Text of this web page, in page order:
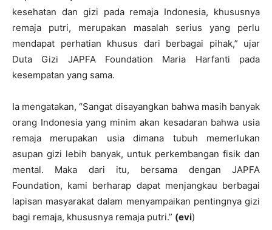
kesehatan dan gizi pada remaja Indonesia, khususnya
remaja putri, merupakan masalah serius yang perlu
mendapat perhatian khusus dari berbagai pihak,” ujar
Duta Gizi JAPFA Foundation Maria Harfanti pada
kesempatan yang sama.
Ia mengatakan, “Sangat disayangkan bahwa masih banyak
orang Indonesia yang minim akan kesadaran bahwa usia
remaja merupakan usia dimana tubuh memerlukan
asupan gizi lebih banyak, untuk perkembangan fisik dan
mental. Maka dari itu, bersama dengan JAPFA
Foundation, kami berharap dapat menjangkau berbagai
lapisan masyarakat dalam menyampaikan pentingnya gizi
bagi remaja, khususnya remaja putri.” (evi)